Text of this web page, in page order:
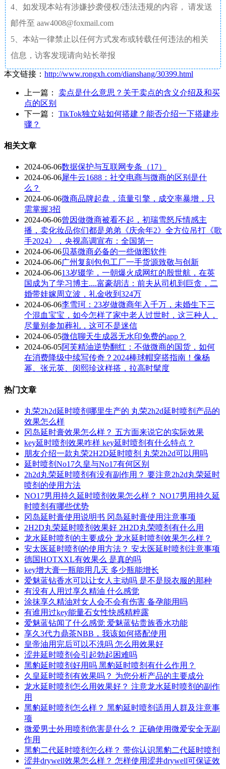
4、如发现本站有涉嫌抄袭侵权/违法违规的内容， 请发送
邮件至 aaw4008@foxmail.com
5、本站一律禁止以任何方式发布或转载任何违法的相关
信息，访客发现请向站长举报
本文链接： http://www.rongxh.com/dianshang/30399.html
上一篇： 卖点是什么意思？关于卖点的含义介绍及和买
点的区别
下一篇： TikTok独立站如何搭建？能否介绍一下搭建步
骤？
相关文章
2024-06-06数据保护与互联网专条（17）
2024-06-06犀牛云1688：社交电商与微商的区别是什
么？
2024-06-06微商品牌起盘，流量引擎，成交率暴增，只
需掌握3招
2024-06-06曾因做微商被看不起，初瑞雪怒斥情感主
播，卖化妆品你们都是弟弟《庆余年2》全方位吊打《歌
手2024》，央视高调宣布：全国第一
2024-06-06贝基微商必备的一些做图软件
2024-06-06广州复刻包包工厂一手货源致敬与创新
2024-06-0613岁辍学，一朝爆火成网红的殷世航，在英
国成为了学习博主....富豪胡洁：前夫从司机到巨贪，二
婚带娃嫁周立波，礼金收到324万
2024-06-06李雪珂：23岁做微商年入千万，未婚生下三
个混血宝宝，如今怎样了家中老人过世时，这三种人，
尽量别参加葬礼，这可不是迷信
2024-06-05微信聊天生成器无水印免费的app？
2024-06-05阿芙精油逆势翻红：不做微商的国货，如何
在消费降级中续写传奇？2024棒球帽穿搭指南！像杨
幂、张元英、闵熙珍这样搭，拉高时髦度
热门文章
丸荣2h2d延时喷剂哪里生产的 丸荣2h2d延时喷剂产品的
效果怎么样
冈岛延时膏效果怎么样？ 五方面来说它的实际效果
key延时喷剂效果咋样 key延时喷剂有什么特点？
朋友介绍一款丸荣2H2D延时喷剂 丸荣2h2d可以用吗
延时喷剂No17久皇与No17有何区别
2h2d丸荣延时喷剂有没有副作用？ 要注意2h2d丸荣延时
喷剂的使用方法
NO17男用持久延时喷剂效果怎么样？ NO17男用持久延
时喷剂有哪些优势
冈岛延时膏使用说明书 冈岛延时膏使用注意事项
2H2D丸荣延时喷剂效果好 2H2D丸荣喷剂有什么用
龙水延时喷剂的主要成分 龙水延时喷剂效果怎么样？
安太医延时喷剂的使用方法？ 安太医延时喷剂注意事项
德国HOTXXL有效果么 是真的吗
key增大膏一瓶能用几天 多少瓶能增长
爱魅蓝钻香水可以让女人主动吗 是不是脱衣服的那种
有没有人用过享久精油 什么感觉
涂抹享久精油对女人会不会有伤害 备孕能用吗
有谁用过key能量石女性快感精粹露
爱魅蓝钻闻了什么感觉 爱魅蓝钻贵族香水功能
享久3代力鼎茶NBB，我该如何搭配使用
皇帝油用完后可以不洗吗 怎么用效果好
涩井延时喷剂会引起勃起困难吗
黑豹延时喷剂好用吗 黑豹延时喷剂有什么作用？
久皇延时喷剂有效果吗？ 为您分析产品的主要成分
龙水延时喷剂怎么用效果好？ 注意龙水延时喷剂的副作
用
黑豹延时喷剂怎么样？ 黑豹延时喷剂适用人群及注意事
项
微爱男士外用喷剂危害是什么？ 正确使用微爱安全无副
作用
黑豹二代延时喷剂怎么样？ 带你认识黑豹二代延时喷剂
涩井drywell效果怎么样？ 怎样使用涩井drywell可保证效